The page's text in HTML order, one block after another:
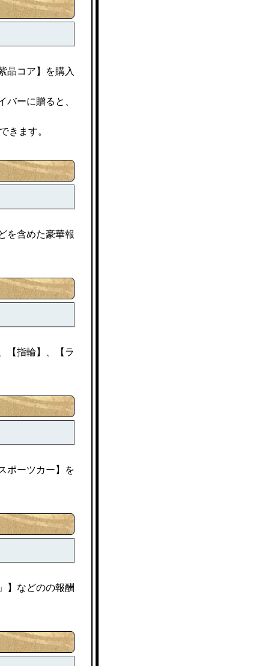
晶コア】を購入
ーに贈ると、
きます。
を含めた豪華報
【指輪】、【ラ
ポーツカー】を
】などのの報酬